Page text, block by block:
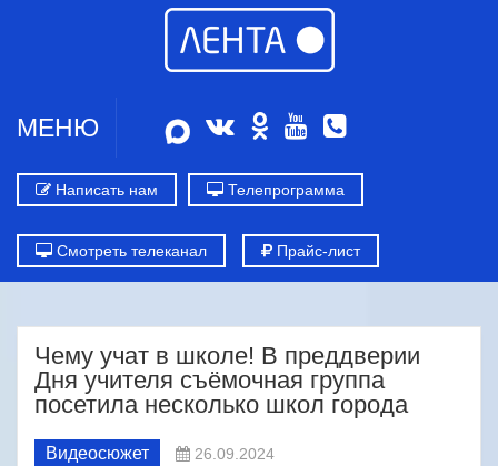
МЕНЮ
Написать нам Телепрограмма
Смотреть телеканал Прайс-лист
Чему учат в школе! В преддверии
Дня учителя съёмочная группа
посетила несколько школ города
Видеосюжет 26.09.2024